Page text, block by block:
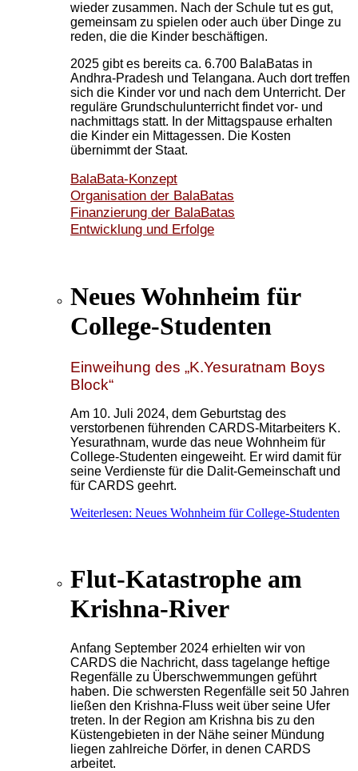
wieder zusammen. Nach der Schule tut es gut,
gemeinsam zu spielen oder auch über Dinge zu
reden, die die Kinder beschäftigen.
2025 gibt es bereits ca. 6.700 BalaBatas in
Andhra-Pradesh und Telangana. Auch dort treffen
sich die Kinder vor und nach dem Unterricht. Der
reguläre Grundschulunterricht findet vor- und
nachmittags statt. In der Mittagspause erhalten
die Kinder ein Mittagessen. Die Kosten
übernimmt der Staat.
BalaBata-Konzept
Organisation der BalaBatas
Finanzierung der BalaBatas
Entwicklung und Erfolge
Neues Wohnheim für
College-Studenten
Einweihung des „K.Yesuratnam Boys
Block“
Am 10. Juli 2024, dem Geburtstag des
verstorbenen führenden CARDS-Mitarbeiters K.
Yesurathnam, wurde das neue Wohnheim für
College-Studenten eingeweiht. Er wird damit für
seine Verdienste für die Dalit-Gemeinschaft und
für CARDS geehrt.
Weiterlesen: Neues Wohnheim für College-Studenten
Flut-Katastrophe am
Krishna-River
Anfang September 2024 erhielten wir von
CARDS die Nachricht, dass tagelange heftige
Regenfälle zu Überschwemmungen geführt
haben. Die schwersten Regenfälle seit 50 Jahren
ließen den Krishna-Fluss weit über seine Ufer
treten. In der Region am Krishna bis zu den
Küstengebieten in der Nähe seiner Mündung
liegen zahlreiche Dörfer, in denen CARDS
arbeitet.